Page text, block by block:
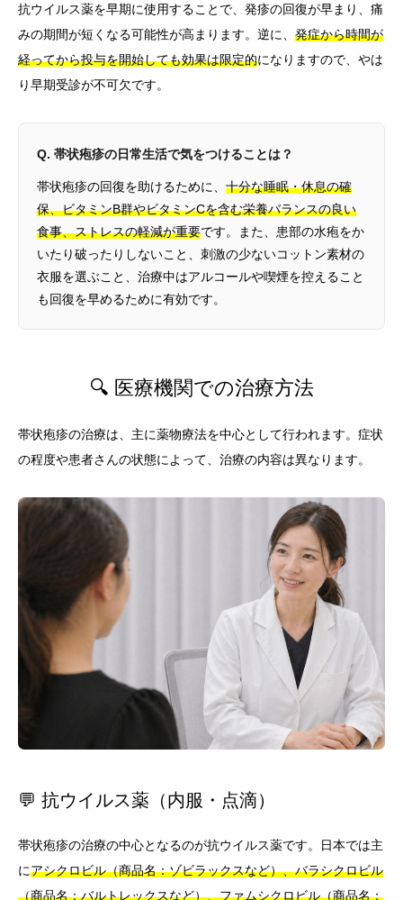
抗ウイルス薬を早期に使用することで、発疹の回復が早まり、痛
みの期間が短くなる可能性が高まります。逆に、 発症から時間が
経ってから投与を開始しても効果は限定的になりますので、やは
り早期受診が不可欠です。
Q. 帯状疱疹の日常生活で気をつけることは？
帯状疱疹の回復を助けるために、 十分な睡眠・休息の確
保、ビタミンB群やビタミンCを含む栄養バランスの良い
食事、ストレスの軽減が重要です。また、患部の水疱をか
いたり破ったりしないこと、刺激の少ないコットン素材の
衣服を選ぶこと、治療中はアルコールや喫煙を控えること
も回復を早めるために有効です。
🔍 医療機関での治療方法
帯状疱疹の治療は、主に薬物療法を中心として行われます。症状
の程度や患者さんの状態によって、治療の内容は異なります。
💬 抗ウイルス薬（内服・点滴）
帯状疱疹の治療の中心となるのが抗ウイルス薬です。日本では主
にアシクロビル（商品名：ゾビラックスなど）、バラシクロビル
（商品名：バルトレックスなど）、ファムシクロビル（商品名：